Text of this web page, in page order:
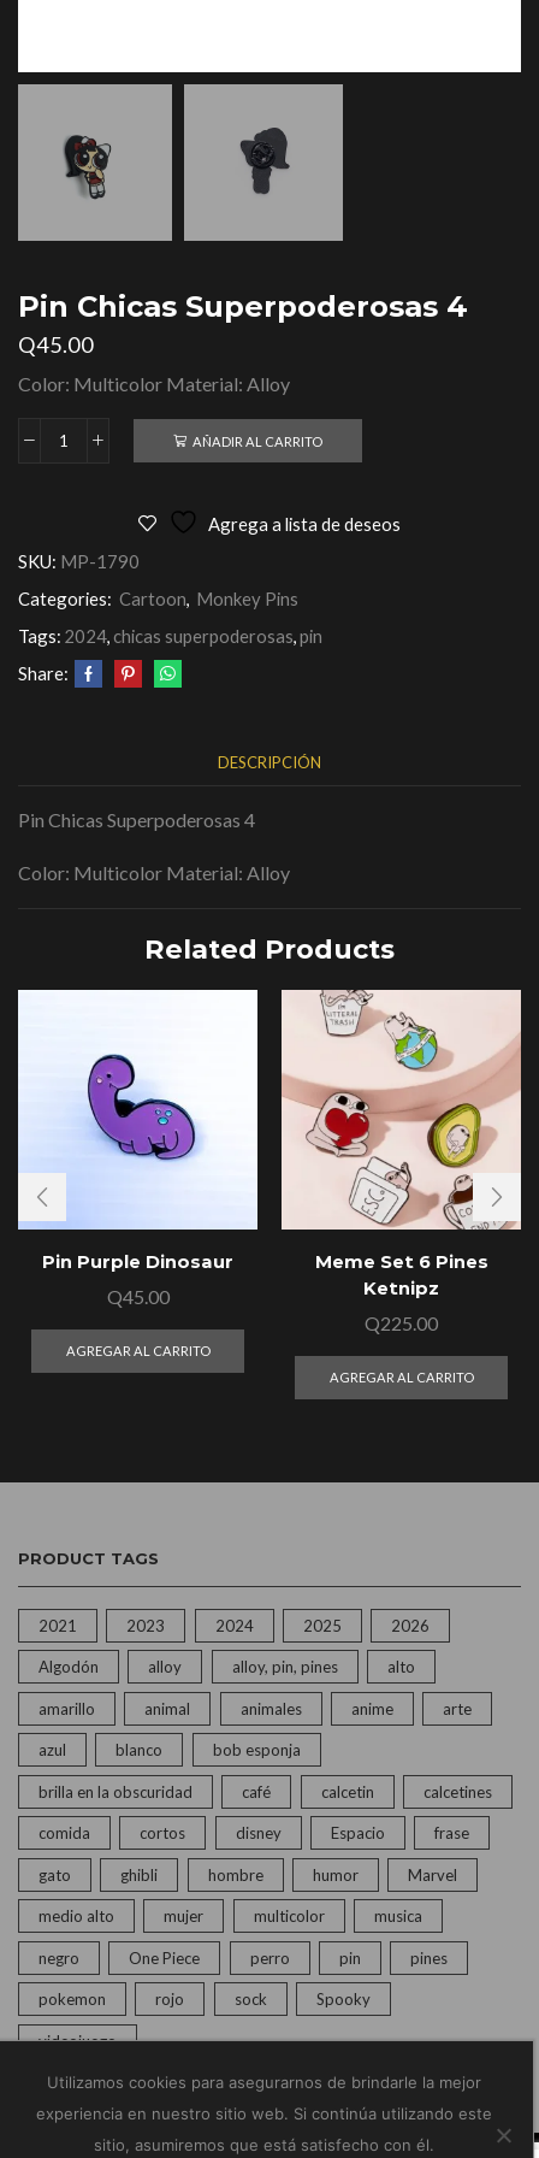
Pin Chicas Superpoderosas 4
Q45.00
Color: Multicolor Material: Alloy
AÑADIR AL CARRITO
Agrega a lista de deseos
SKU: MP-1790
Categories: Cartoon, Monkey Pins
Tags: 2024, chicas superpoderosas,pin
Share:
DESCRIPCIÓN
Pin Chicas Superpoderosas 4
Color: Multicolor Material: Alloy
Related Products
Pin Purple Dinosaur
Q45.00
AGREGAR AL CARRITO
Meme Set 6 Pines
Ketnipz
Q225.00
AGREGAR AL CARRITO
PRODUCT TAGS
2021 2023 2024 2025 2026
Algodón alloy alloy, pin, pines alto
amarillo animal animales anime arte
azul blanco bob esponja
brilla en la obscuridad café calcetin calcetines
comida cortos disney Espacio frase
gato ghibli hombre humor Marvel
medio alto mujer multicolor musica
negro One Piece perro pin pines
pokemon rojo sock Spooky
videojuego
Utilizamos cookies para asegurarnos de brindarle la mejor
experiencia en nuestro sitio web. Si continúa utilizando este
sitio, asumiremos que está satisfecho con él.